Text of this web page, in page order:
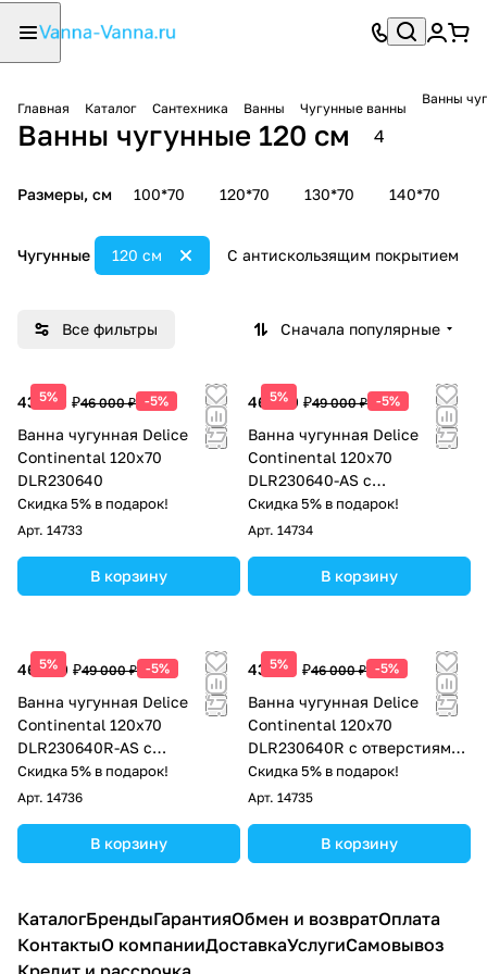
Главная Каталог Сантехника Ванны Чугунные ванны
Ванны
Ванны чугунные 120 см 4
Размеры, см 100*70 120*70 130*70 140*70
Чугунные С антискользящим покрытием
120 см
Все фильтры Сначала популярные
5%
43 700 ₽46 000 ₽ -5%
Ванна чугунная Delice
Continental 120х70
DLR230640
Скидка 5% в подарок!
Арт. 14733
В корзину
5%
46 550 ₽49 000 ₽ -5%
Ванна чугунная Delice
Continental 120х70
DLR230640-AS с
антискользящим покрытием
Скидка 5% в подарок!
Арт. 14734
В корзину
5%
46 550 ₽49 000 ₽ -5%
Ванна чугунная Delice
Continental 120х70
DLR230640R-AS с
отверстиями под ручки и
антискользящим покрытием
Скидка 5% в подарок!
Арт. 14736
В корзину
5%
43 700 ₽46 000 ₽ -5%
Ванна чугунная Delice
Continental 120х70
DLR230640R с отверстиями
под ручки
Скидка 5% в подарок!
Арт. 14735
В корзину
КаталогБрендыГарантияОбмен и возвратОплата
КонтактыО компанииДоставкаУслугиСамовывоз